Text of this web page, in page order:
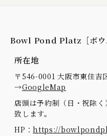
Bowl Pond Platz［ボウ
所在地
〒546-0001 大阪市東住吉
→GoogleMap
店頭は予約制（日・祝除
致します。
HP：https://